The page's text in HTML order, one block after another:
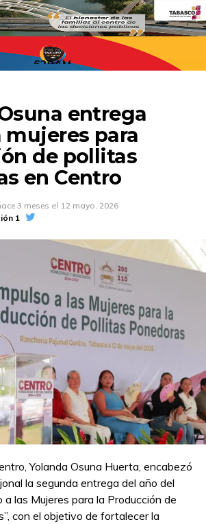
620AM
entrega
mujeres para
de pollitas
en Centro
3 meses el 12 mayo, 2026
1
Yolanda Osuna Huerta, encabezó
la segunda entrega del año del
a las Mujeres para la Producción de
con el objetivo de fortalecer la